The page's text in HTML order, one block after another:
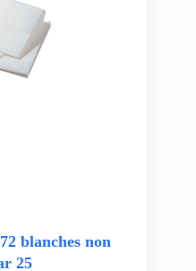
blanches non
25